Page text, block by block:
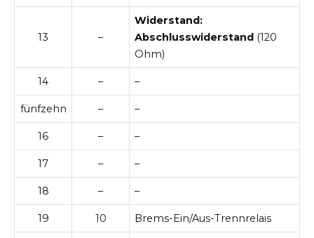
13 –
Widerstand:
Abschlusswiderstand (120
Ohm)
14 – –
fünfzehn – –
16 – –
17 – –
18 – –
19 10 Brems-Ein/Aus-Trennrelais